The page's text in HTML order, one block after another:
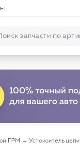
ГРМ → Успокоитель цепи